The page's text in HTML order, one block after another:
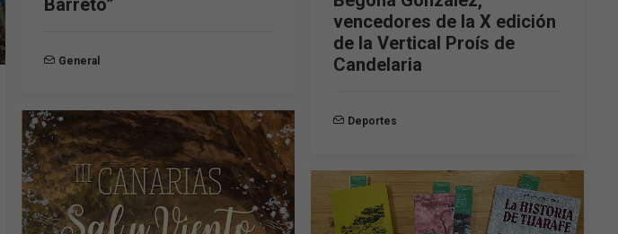
General
vencedores de la X edición
de la Vertical Proís de
Candelaria
Deportes